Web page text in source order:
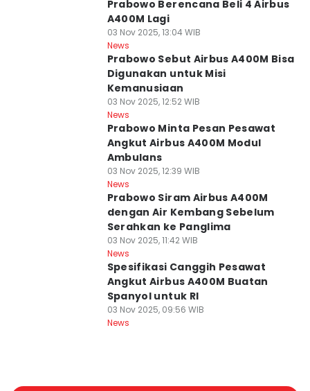
Prabowo Berencana Beli 4 Airbus
A400M Lagi
03 Nov 2025, 13:04 WIB
News
Prabowo Sebut Airbus A400M Bisa
Digunakan untuk Misi
Kemanusiaan
03 Nov 2025, 12:52 WIB
News
Prabowo Minta Pesan Pesawat
Angkut Airbus A400M Modul
Ambulans
03 Nov 2025, 12:39 WIB
News
Prabowo Siram Airbus A400M
dengan Air Kembang Sebelum
Serahkan ke Panglima
03 Nov 2025, 11:42 WIB
News
Spesifikasi Canggih Pesawat
Angkut Airbus A400M Buatan
Spanyol untuk RI
03 Nov 2025, 09:56 WIB
News